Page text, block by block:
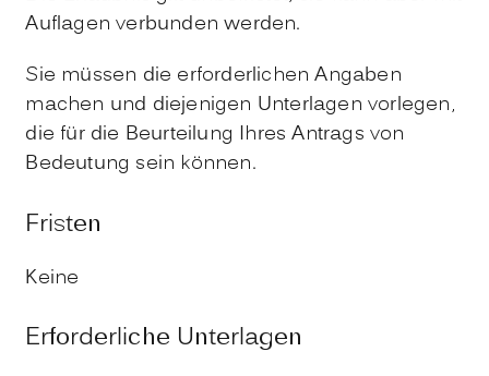
Auflagen verbunden werden.
Sie müssen die erforderlichen Angaben
machen und diejenigen Unterlagen vorlegen,
die für die Beurteilung Ihres Antrags von
Bedeutung sein können.
Fristen
Keine
Erforderliche Unterlagen